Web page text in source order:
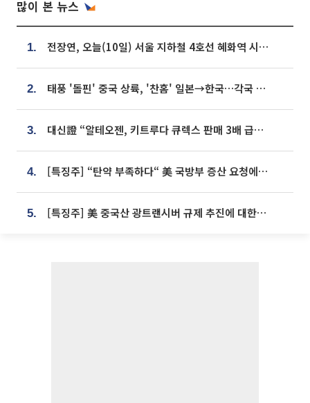
많이 본 뉴스
1. 전장연, 오늘(10일) 서울 지하철 4호선 혜화역 시위…1호선 용산역 무정차
2. 태풍 '돌핀' 중국 상륙, '찬홈' 일본→한국…각국 기상청 예상 경로는?
3. 대신證 “알테오젠, 키트루다 큐렉스 판매 3배 급증…목표가 41만원 상향”
4. [특징주] “탄약 부족하다“ 美 국방부 증산 요청에⋯국내 방산주 급등세
5. [특징주] 美 중국산 광트랜시버 규제 추진에 대한광통신 등 광통신株 강세